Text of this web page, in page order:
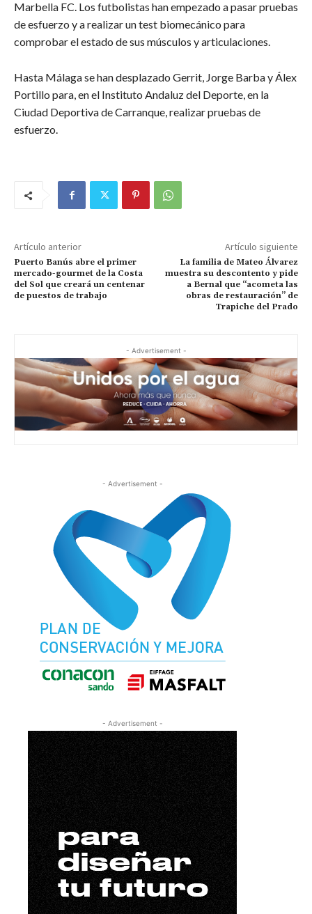
Marbella FC. Los futbolistas han empezado a pasar pruebas
de esfuerzo y a realizar un test biomecánico para
comprobar el estado de sus músculos y articulaciones.
Hasta Málaga se han desplazado Gerrit, Jorge Barba y Álex
Portillo para, en el Instituto Andaluz del Deporte, en la
Ciudad Deportiva de Carranque, realizar pruebas de
esfuerzo.
Artículo anterior
Puerto Banús abre el primer
mercado-gourmet de la Costa
del Sol que creará un centenar
de puestos de trabajo
Artículo siguiente
La familia de Mateo Álvarez
muestra su descontento y pide
a Bernal que “acometa las
obras de restauración” de
Trapiche del Prado
- Advertisement -
- Advertisement -
- Advertisement -